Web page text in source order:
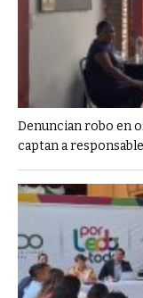
Denuncian robo en
captan a